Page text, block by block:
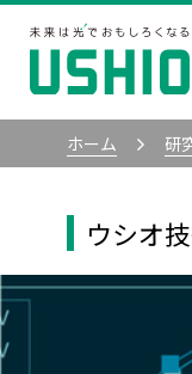
ホーム 研
ウシオ